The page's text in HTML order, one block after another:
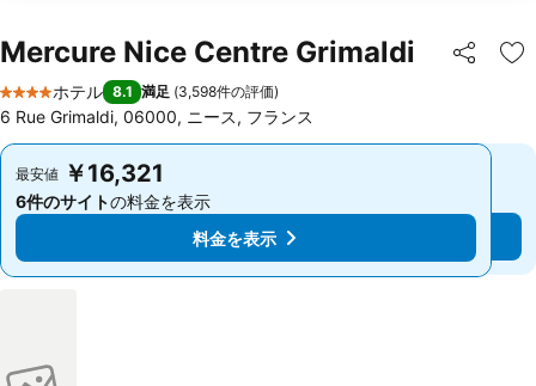
Mercure Nice Centre Grimaldi シェア
お
4 ホテルのランク
ホテル 8.1 満足 (3,598件の評価)
6 Rue Grimaldi, 06000, ニース, フランス
最安値 ￥16,321
6件のサイトの料金を表示
料金を表示
最安値 ￥16,321
6件のサイトの料金を表示
料金を表示